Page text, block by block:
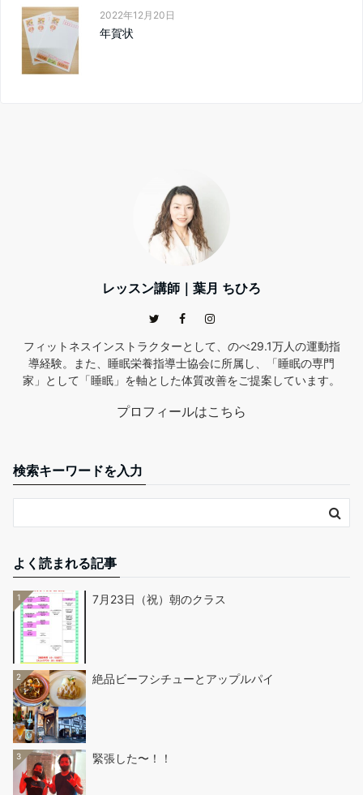
2022年12月20日
年賀状
レッスン講師｜葉月 ちひろ
フィットネスインストラクターとして、のべ29.1万人の運動指
導経験。また、睡眠栄養指導士協会に所属し、「睡眠の専門
家」として「睡眠」を軸とした体質改善をご提案しています。
プロフィールはこちら
検索キーワードを入力
よく読まれる記事
1 7月23日（祝）朝のクラス
2 絶品ビーフシチューとアップルパイ
3 緊張した〜！！